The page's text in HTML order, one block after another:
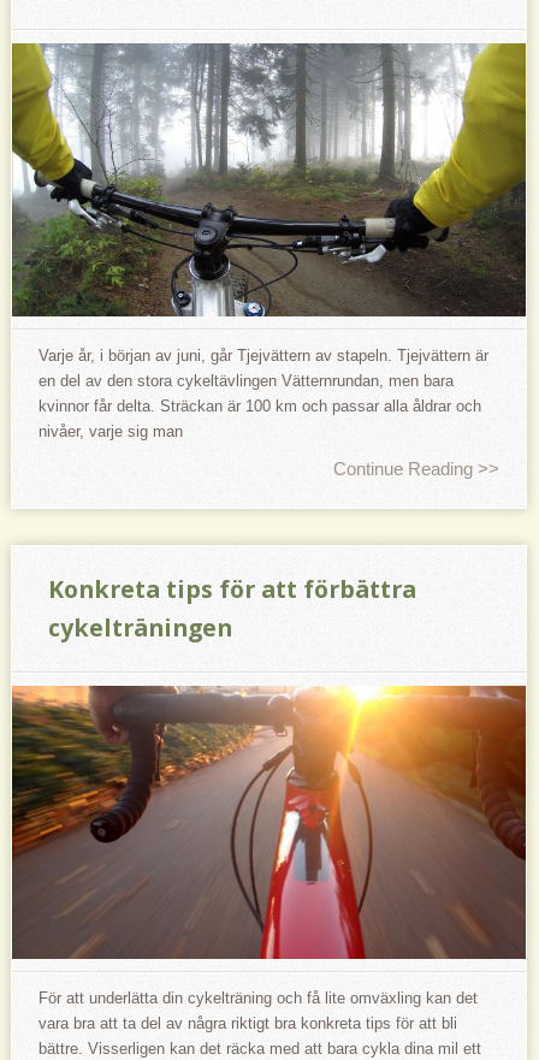
Varje år, i början av juni, går Tjejvättern av stapeln. Tjejvättern är
en del av den stora cykeltävlingen Vätternrundan, men bara
kvinnor får delta. Sträckan är 100 km och passar alla åldrar och
nivåer, varje sig man
Continue Reading >>
Konkreta tips för att förbättra
cykelträningen
För att underlätta din cykelträning och få lite omväxling kan det
vara bra att ta del av några riktigt bra konkreta tips för att bli
bättre. Visserligen kan det räcka med att bara cykla dina mil ett